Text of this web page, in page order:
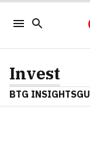
Invest
BTG INSIGHTS